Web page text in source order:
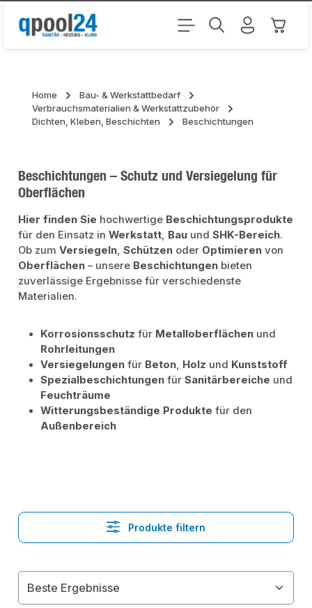
Zum Hauptinhalt springen
Home
Bau- & Werkstattbedarf
Verbrauchsmaterialien & Werkstattzubehör
Dichten, Kleben, Beschichten
Beschichtungen
Beschichtungen – Schutz und Versiegelung für
Oberflächen
Hier finden Sie hochwertige Beschichtungsprodukte
für den Einsatz inWerkstatt, Bau undSHK-Bereich.
Ob zumVersiegeln,Schützen oder Optimieren von
Oberflächen – unsere Beschichtungen bieten
zuverlässige Ergebnisse für verschiedenste
Materialien.
Korrosionsschutz für Metalloberflächen und
Rohrleitungen
Versiegelungen für Beton, Holz und Kunststoff
Spezialbeschichtungen fürSanitärbereiche und
Feuchträume
Witterungsbeständige Produkte für den
Außenbereich
Produkte filtern